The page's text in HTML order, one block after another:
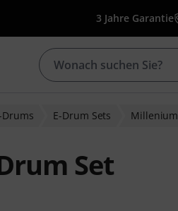
3 Jahre Garantie
Drums E-Drum Sets Millenium
Set